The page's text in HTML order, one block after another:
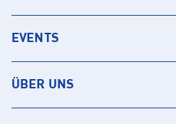
EVENTS
ÜBER UNS